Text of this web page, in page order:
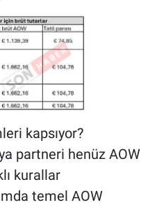
kapsıyor?
partneri henüz AOW
kurallar
temel AOW